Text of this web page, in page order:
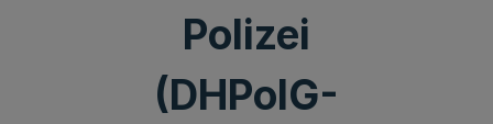
Polizei
(DHPolG-